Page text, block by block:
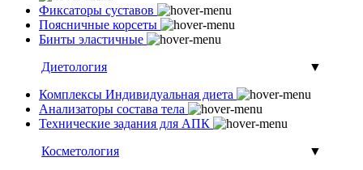
Фиксаторы суставов
Поясничные корсеты
Бинты эластичные
Диетология
▼
Комплексы Индивидуальная диета
Анализаторы состава тела
Технические задания для АПК
Косметология
▼